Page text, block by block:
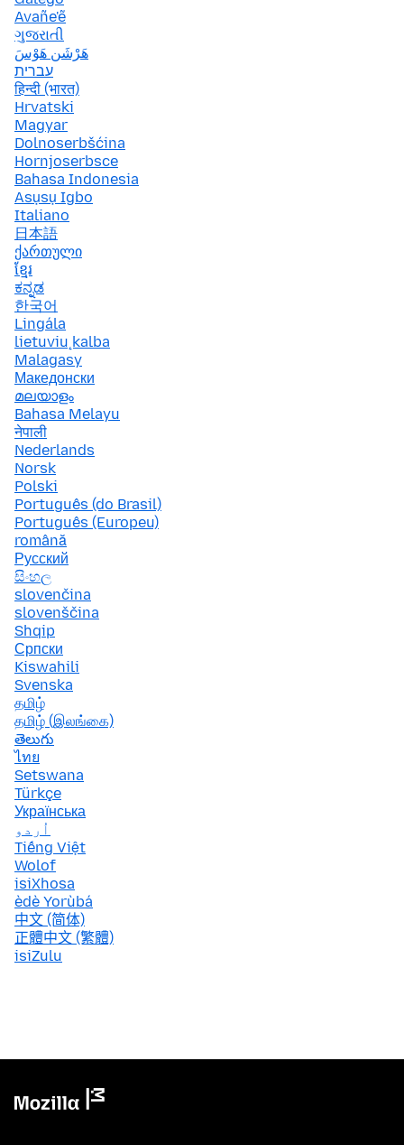
Avañe'ẽ
ગુજરાતી
هَرْشَن هَوْسَ
עברית
हिन्दी (भारत)
Hrvatski
Magyar
Dolnoserbšćina
Hornjoserbsce
Bahasa Indonesia
Asụsụ Igbo
Italiano
日本語
ქართული
ខ្មែរ
ಕನ್ನಡ
한국어
Lingála
lietuvių kalba
Malagasy
Македонски
മലയാളം
Bahasa Melayu
नेपाली
Nederlands
Norsk
Polski
Português (do Brasil)
Português (Europeu)
română
Русский
සිංහල
slovenčina
slovenščina
Shqip
Српски
Kiswahili
Svenska
தமிழ்
தமிழ் (இலங்கை)
తెలుగు
ไทย
Setswana
Türkçe
Українська
اُردو
Tiếng Việt
Wolof
isiXhosa
èdè Yorùbá
中文 (简体)
正體中文 (繁體)
isiZulu